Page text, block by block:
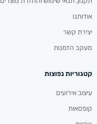
אודותנו
יצירת קשר
מעקב הזמנות
קטגוריות נפוצות
עיצוב אירועים
קופסאות